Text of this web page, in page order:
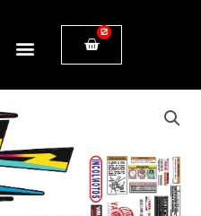
0
Cart